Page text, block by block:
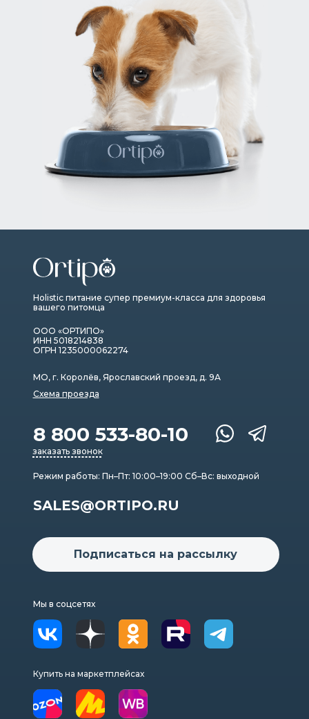
заказать звонок
Holistic питание супер премиум-класса для здоровья
вашего питомца
ООО «ОРТИПО»
ИНН 5018214838
ОГРН 1235000062274
Режим работы: Пн–Пт: 10:00–19:00 Сб–Вс: выходной
МО, г. Королёв, Ярославский проезд, д. 9А
Схема проезда
8 800 533-80-10
SALES@ORTIPO.RU
Подписаться на рассылку
Купить на маркетплейсах
Мы в соцсетях